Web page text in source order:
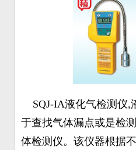
SQJ-IA液化气检测仪,
于查找气体漏点或是检
体检测仪。该仪器根据